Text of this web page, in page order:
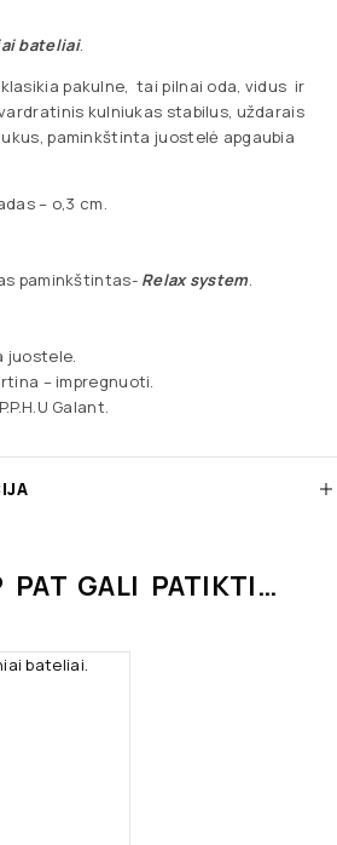
bateliai.
pakulne, tai pilnai oda, vidus ir
kulniukas stabilus, uždarais
paminkštinta juostelė apgaubia
– o,3 cm.
paminkštintas- Relax system.
juostele.
– impregnuoti.
Galant.
PAT GALI PATIKTI…